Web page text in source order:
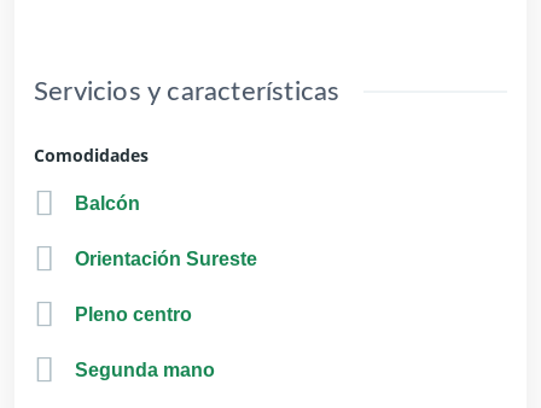
Servicios y características
Comodidades
Balcón
Orientación Sureste
Pleno centro
Segunda mano